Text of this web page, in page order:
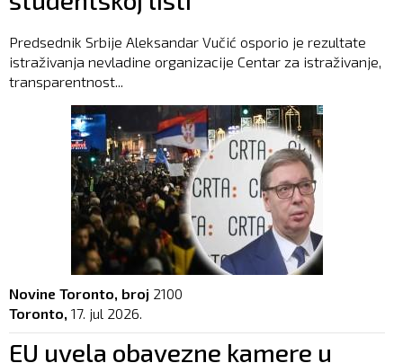
Predsednik Srbije Aleksandar Vučić osporio je rezultate
istraživanja nevladine organizacije Centar za istraživanje,
transparentnost...
Novine Toronto, broj 2100
Toronto, 17. jul 2026.
EU uvela obavezne kamere u